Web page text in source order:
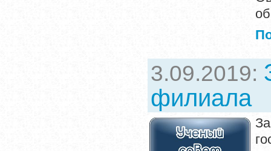
3.09.2019:
филиала